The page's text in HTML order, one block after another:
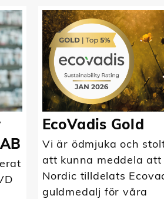
EcoVadis Gold
Vi är ödmjuka och
att kunna meddela att
Nordic tilldelats
guldmedalj för våra